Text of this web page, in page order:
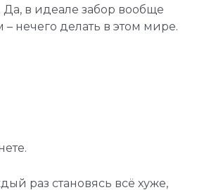
Да, в идеале забор вообще
нечего делать в этом мире.
раз становясь всё хуже,